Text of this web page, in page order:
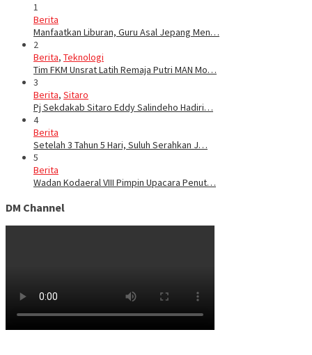
1
Berita
Manfaatkan Liburan, Guru Asal Jepang Men…
2
Berita, Teknologi
Tim FKM Unsrat Latih Remaja Putri MAN Mo…
3
Berita, Sitaro
Pj Sekdakab Sitaro Eddy Salindeho Hadiri…
4
Berita
Setelah 3 Tahun 5 Hari, Suluh Serahkan J…
5
Berita
Wadan Kodaeral VIII Pimpin Upacara Penut…
DM Channel